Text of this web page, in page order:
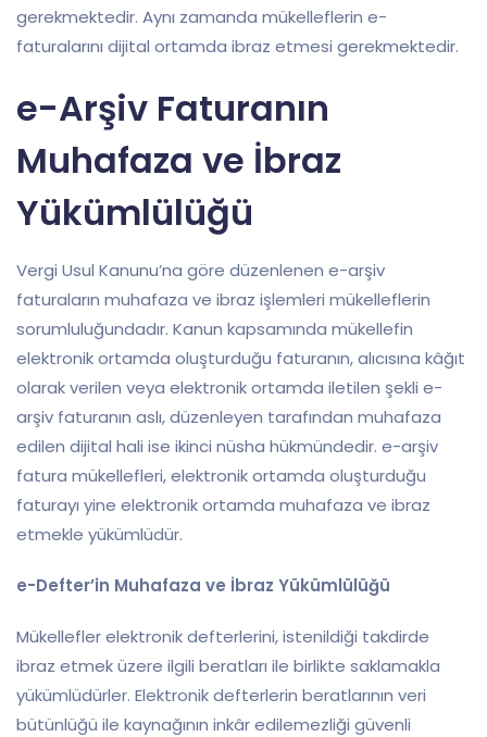
gerekmektedir. Aynı zamanda mükelleflerin e-
faturalarını dijital ortamda ibraz etmesi gerekmektedir.
e-Arşiv Faturanın
Muhafaza ve İbraz
Yükümlülüğü
Vergi Usul Kanunu’na göre düzenlenen e-arşiv
faturaların muhafaza ve ibraz işlemleri mükelleflerin
sorumluluğundadır. Kanun kapsamında mükellefin
elektronik ortamda oluşturduğu faturanın, alıcısına kâğıt
olarak verilen veya elektronik ortamda iletilen şekli e-
arşiv faturanın aslı, düzenleyen tarafından muhafaza
edilen dijital hali ise ikinci nüsha hükmündedir. e-arşiv
fatura mükellefleri, elektronik ortamda oluşturduğu
faturayı yine elektronik ortamda muhafaza ve ibraz
etmekle yükümlüdür.
e-Defter’in Muhafaza ve İbraz Yükümlülüğü
Mükellefler elektronik defterlerini, istenildiği takdirde
ibraz etmek üzere ilgili beratları ile birlikte saklamakla
yükümlüdürler. Elektronik defterlerin beratlarının veri
bütünlüğü ile kaynağının inkâr edilemezliği güvenli